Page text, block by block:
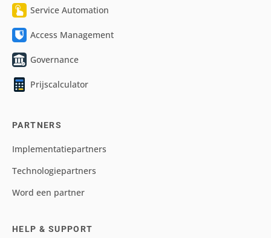
Service Automation
Access Management
Governance
Prijscalculator
PARTNERS
Implementatiepartners
Technologiepartners
Word een partner
HELP & SUPPORT